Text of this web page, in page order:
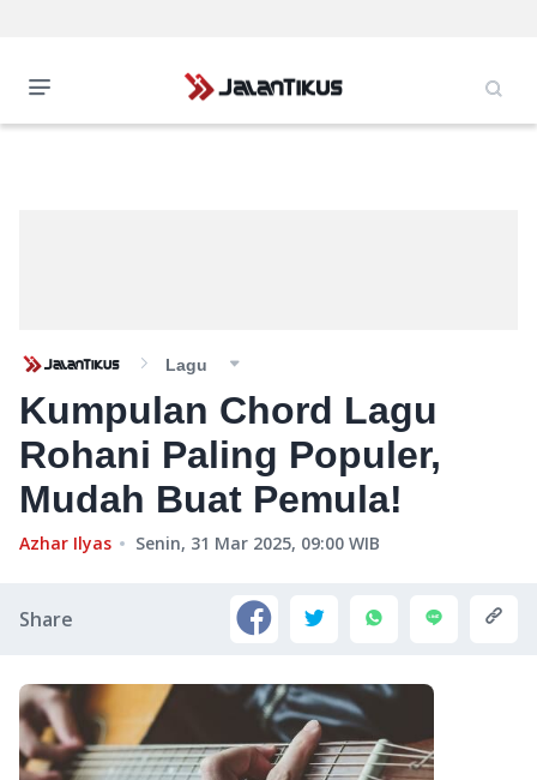
Lagu
Kumpulan Chord Lagu
Rohani Paling Populer,
Mudah Buat Pemula!
Azhar Ilyas Senin, 31 Mar 2025, 09:00 WIB
Share